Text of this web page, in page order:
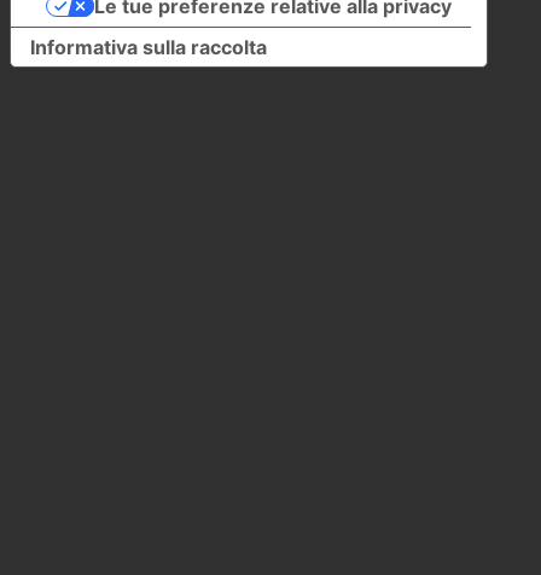
Informativa sulla raccolta
Le tue preferenze relative alla privacy